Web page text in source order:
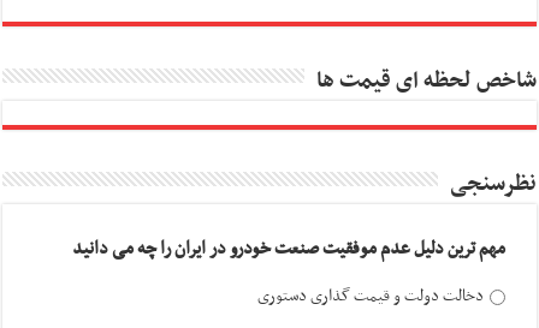
شاخص لحظه ای قیمت ها
نظرسنجی
مهم ترین دلیل عدم موفقیت صنعت خودرو در ایران را چه می دانید
دخالت دولت و قیمت گذاری دستوری